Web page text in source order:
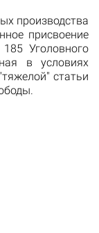
производства
присвоение
Уголовного
в условиях
статьи